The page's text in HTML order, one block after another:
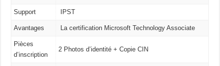
Support IPST
Avantages La certification Microsoft Technology Associate
Pièces
d’inscription
2 Photos d’identité + Copie CIN